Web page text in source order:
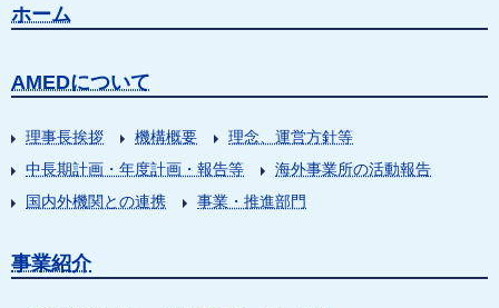
ホーム
AMEDについて
理事長挨拶 機構概要
理念、運営方針等
中長期計画・年度計画・報告等
海外事業所の活動報告
国内外機関との連携
事業・推進部門
事業紹介